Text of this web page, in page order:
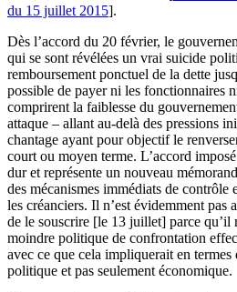
du 15 juillet 2015].
Dès l’accord du 20 février, le
qui se sont révélées un vrai suicide
remboursement ponctuel de la dette
possible de payer ni les fonctionnaires
comprirent la faiblesse du
attaque – allant au-delà des pressions
chantage ayant pour objectif le
court ou moyen terme. L’accord
dur et représente un nouveau
des mécanismes immédiats de contrôle
les créanciers. Il n’est évidemment pas
de le souscrire [le 13 juillet] parce qu’il
moindre politique de confrontation
avec ce que cela impliquerait en
politique et pas seulement économique.